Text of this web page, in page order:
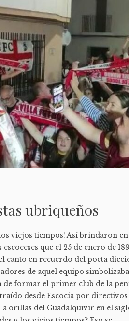
ubriqueños
viejos tiempos! Así brindaron
que el 25 de enero de
canto en recuerdo del poeta
de aquel equipo
de formar el primer club de la
desde Escocia por directivos
a orillas del Guadalquivir en el